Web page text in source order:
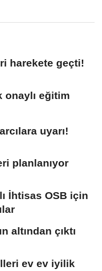
harekete geçti!
onaylı eğitim
uyarı!
planlanıyor
İhtisas OSB için
altından çıktı
ev ev iyilik